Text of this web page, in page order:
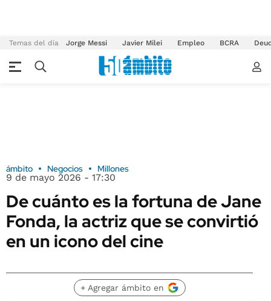
Temas del día Jorge Messi Javier Milei Empleo BCRA
ámbito Negocios Millones
9 de mayo 2026 - 17:30
De cuánto es la fortuna de Jane
Fonda, la actriz que se convirtió
en un icono del cine
+ Agregar ámbito en